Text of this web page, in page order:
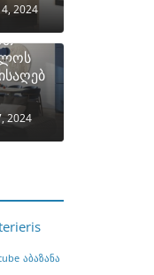
2024
2024
აბაზანა